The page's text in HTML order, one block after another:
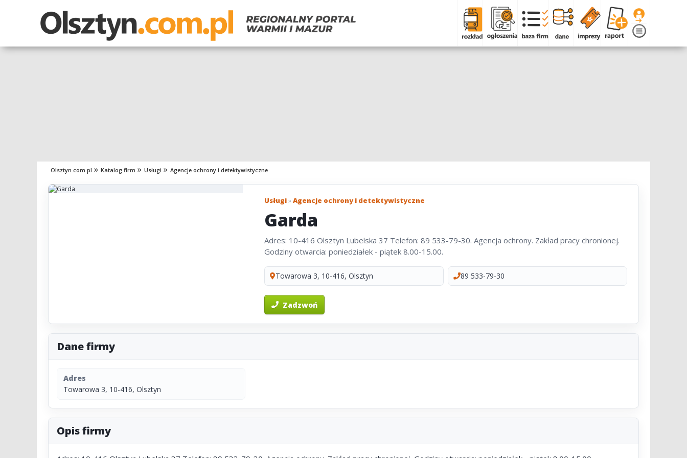
Olsztyn.com.pl Katalog firm Usługi Agencje ochrony i detektywistyczne
Usługi»Agencje ochrony i detektywistyczne
Garda
Adres: 10-416 Olsztyn Lubelska 37 Telefon: 89 533-79-30. Agencja ochrony. Zakład pracy chronionej.
Godziny otwarcia: poniedziałek - piątek 8.00-15.00.
Towarowa 3, 10-416, Olsztyn 89 533-79-30
Zadzwoń
Dane firmy
Adres
Towarowa 3, 10-416, Olsztyn
Opis firmy